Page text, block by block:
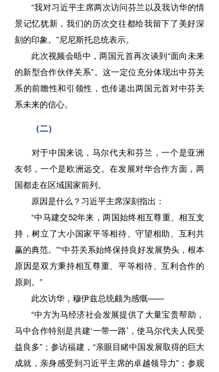
“我对习近平主席两次访问芬兰以及我访华的情
景记忆犹新，我们的历次交往都给我留下了美好深
刻的印象。”尼尼斯托总统表示。
此次视频会晤中，两国元首再次谈到“面向未来
的新型合作伙伴关系”。这一定位充分体现出中芬关
系的前瞻性和引领性，也传递出两国元首对中芬关
系未来的信心。
（二）
对于中国来说，马尔代夫和芬兰，一个是亚洲
友邻，一个是欧洲远交。在发展对华合作方面，两
国都走在区域国家前列。
原因是什么？习近平主席深刻指出：
“中马建交52年来，两国始终相互尊重、相互支
持，树立了大小国家平等相待、守望相助、互利共
赢的典范。”“中芬关系始终保持良好发展势头，根本
原因是双方秉持相互尊重、平等相待、互利合作的
原则。”
此次访华，穆伊兹总统颇为感慨——
“中方为马经济社会发展提供了大量宝贵帮助，
马中合作特别是共建‘一带一路’，使马尔代夫人民受
益良多”；参访福建，“亲眼目睹中国发展取得的巨大
成就，亲身感受到习近平主席的卓越领导力”；参观